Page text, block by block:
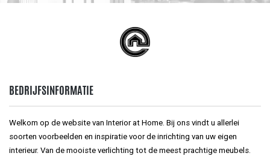
BEDRIJFSINFORMATIE
Welkom op de website van Interior at Home. Bij ons vindt u allerlei
soorten voorbeelden en inspiratie voor de inrichting van uw eigen
interieur. Van de mooiste verlichting tot de meest prachtige meubels.